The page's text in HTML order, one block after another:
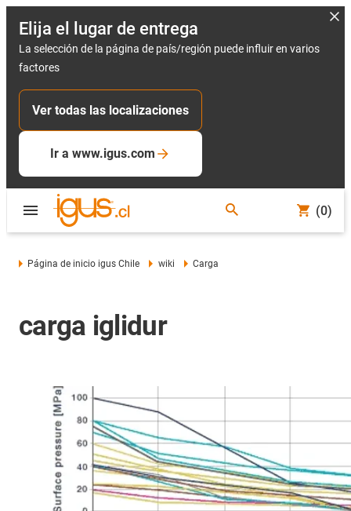
Elija el lugar de entrega
La selección de la página de país/región puede influir en varios
factores
Ver todas las localizaciones
Ir a www.igus.com
(0)
Página de inicio igus Chile wiki Carga
carga iglidur